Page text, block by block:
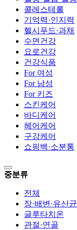
콜레스테롤
기억력·인지력
헬시푸드·과채
수면건강
요로건강
건강식품
For 여성
For 남성
For 키즈
스킨케어
바디케어
헤어케어
구강케어
쇼핑백·소분통
중분류
전체
장·배변·유산균
글루타치온
관절·연골